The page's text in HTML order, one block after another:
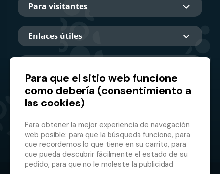
Para visitantes
Enlaces útiles
Socio principal
Para que el sitio web funcione
como debería (consentimiento a
las cookies)
Para obtener la mejor experiencia de navegación
web posible: para que la búsqueda funcione, para
que recordemos lo que tiene en su carrito, para
que pueda descubrir fácilmente el estado de su
pedido, para que no le moleste la publicidad